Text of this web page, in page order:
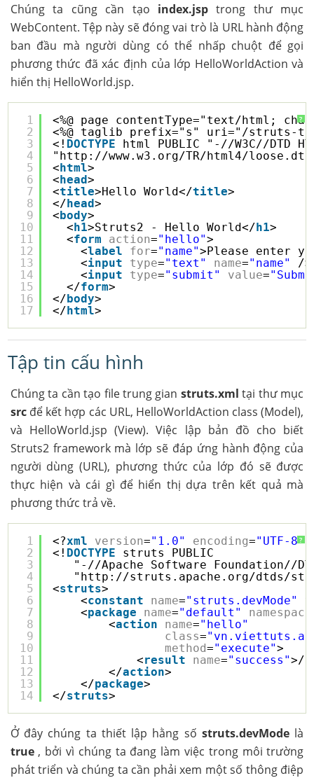
Chúng ta cũng cần tạo index.jsptrong thư mục
WebContent. Tệp này sẽ đóng vai trò là URL hành động
ban đầu mà người dùng có thể nhấp chuột để gọi
phương thức đã xác định của lớp HelloWorldAction và
hiển thị HelloWorld.jsp.
?
1
2
3
4
5
6
7
8
9
10
11
12
13
14
15
16
17
<%@ page contentType="text/html;
<%@ taglib prefix="s" uri="/struts-
<! DOCTYPE
html PUBLIC "-//W3C//DTD
" http://www.w3.org/TR/html4/loose.dtd
<html>
<head>
<title>Hello World</title>
</head>
<body>
<h1>Struts2 - Hello World</h1>
<form action="hello">
<label for="name">Please enter
<input type="text" name="name"
/
<input type="submit" value=
</form>
</body>
</html>
Tập tin cấu hình
Chúng ta cần tạo file trung gian struts.xml tại thư mục
srcđể kết hợp các URL, HelloWorldAction class (Model),
và HelloWorld.jsp (View). Việc lập bản đồ cho biết
Struts2 framework mà lớp sẽ đáp ứng hành động của
người dùng (URL), phương thức của lớp đó sẽ được
thực hiện và cái gì để hiển thị dựa trên kết quả mà
phương thức trả về.
?
1
2
3
4
5
6
7
8
9
10
11
12
13
14
<?xml version="1.0" encoding="UTF-8"
<! DOCTYPE
struts PUBLIC
"-//Apache Software Foundation//
" http://struts.apache.org/dtds/
<struts>
<constant name="struts.devMode"
<package name="default" namespace
<action name="hello"
class=
method="execute">
<result name="success">/
</action>
</package>
</struts>
Ở đây chúng ta thiết lập hằng sốstruts.devMode là
true, bởi vì chúng ta đang làm việc trong môi trường
phát triển và chúng ta cần phải xem một số thông điệp